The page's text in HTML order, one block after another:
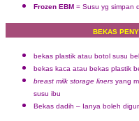
Frozen EBM = Susu yg simpan
BEKAS
bekas plastik atau botol susu
bekas kaca atau bekas plastik
breast milk storage liners yang
susu ibu
Bekas dadih – Ianya boleh